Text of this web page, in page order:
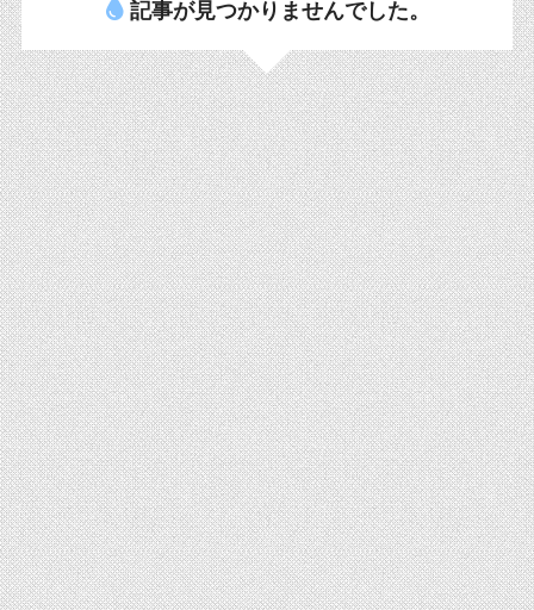
記事が見つかりませんでした。